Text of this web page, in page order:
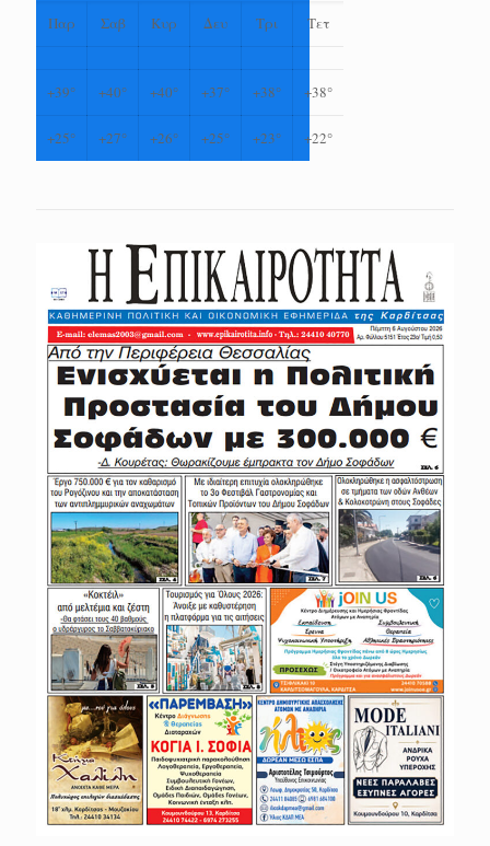
Παρ
Σαβ Κυρ Δευ Τρι Τετ
+39° +40° +40° +37° +38° +38°
+25° +27° +26° +25° +23° +22°